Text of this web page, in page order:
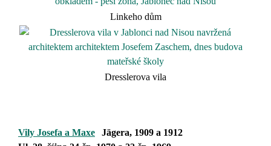
Linkeho dům
Dresslerova vila
Vily Josefa a Maxe Jägera, 1909 a 1912